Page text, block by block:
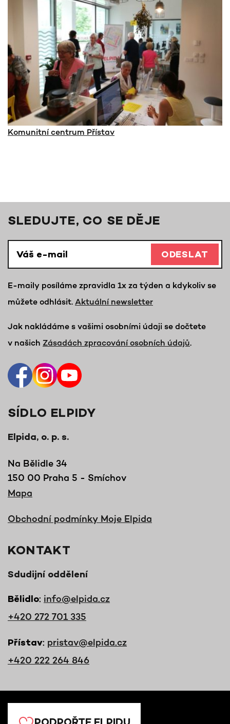
Komunitní centrum Přístav
SLEDUJTE, CO SE DĚJE
ODESLAT
E-maily posíláme zpravidla 1x za týden a kdykoliv se
můžete odhlásit. Aktuální newsletter
Jak nakládáme s vašimi osobními údaji se dočtete
v našich Zásadách zpracování osobních údajů.
SÍDLO ELPIDY
Elpida, o. p. s.
Na Bělidle 34
150 00 Praha 5 - Smíchov
Mapa
Obchodní podmínky Moje Elpida
KONTAKT
Sdudijní oddělení
Bělidlo: info@elpida.cz
+420 272 701 335
Přístav: pristav@elpida.cz
+420 222 264 846